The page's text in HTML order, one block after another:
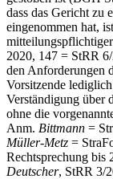
dass das Gericht zu
eingenommen hat,
2020, 147 = StRR
den Anforderungen
Vorsitzende
Verständigung über
ohne die
Anm. Bittmann =
Müller-Metz =
Rechtsprechung bis
Deutscher, StRR 3/